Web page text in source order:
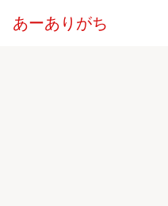
あーありがち